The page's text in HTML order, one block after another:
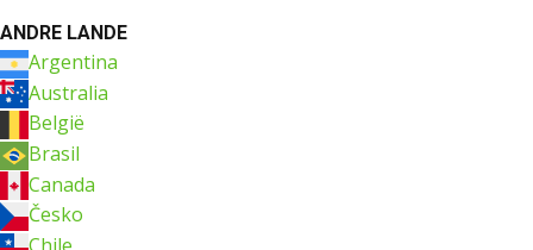
ANDRE LANDE
Argentina
Australia
België
Brasil
Canada
Česko